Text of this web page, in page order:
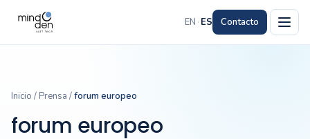
EN · ES Contacto
Inicio / Prensa /forum europeo
forum europeo